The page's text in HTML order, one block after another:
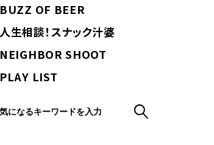
BUZZ OF BEER
人生相談！スナック汁婆
NEIGHBOR SHOOT
PLAY LIST